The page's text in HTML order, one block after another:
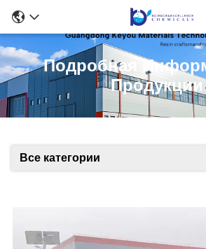
Подробная
Продукции
Все категории